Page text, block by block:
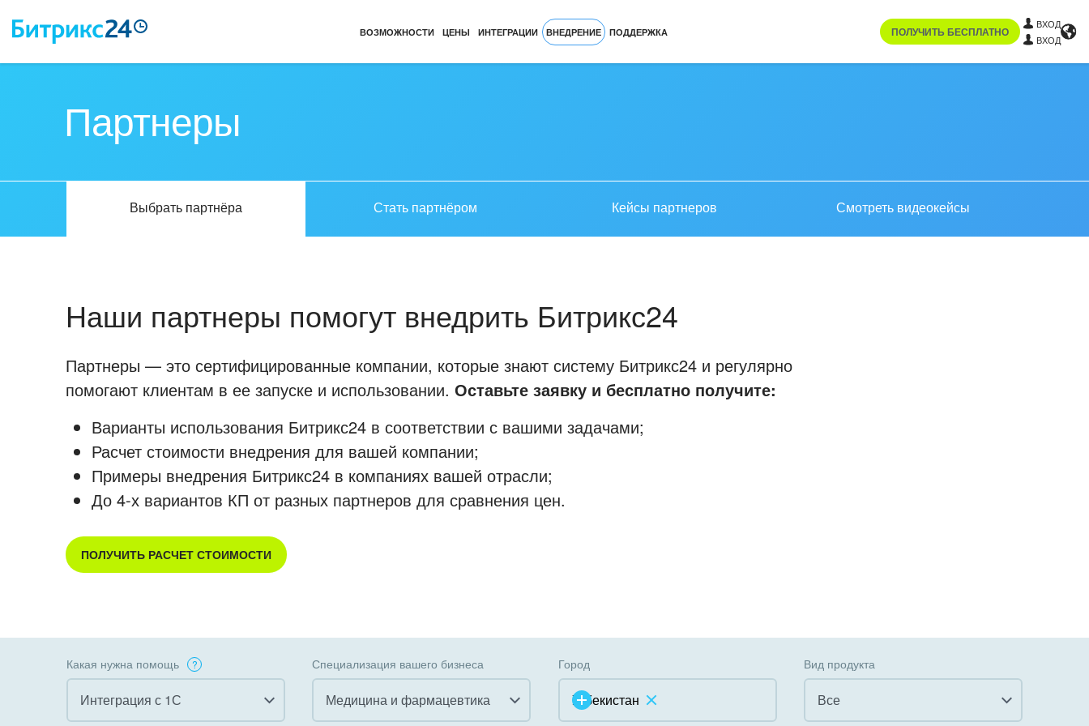
ВОЗМОЖНОСТИ ЦЕНЫ ИНТЕГРАЦИИ ВНЕДРЕНИЕ ПОДДЕРЖКА ПОЛУЧИТЬ БЕСПЛАТНО
ВХОД
ВХОД
Партнеры
Выбрать партнёра Стать партнёром Кейсы партнеров Смотреть видеокейсы
Наши партнеры помогут внедрить Битрикс24
Партнеры — это сертифицированные компании, которые знают систему Битрикс24 и регулярно
помогают клиентам в ее запуске и использовании. Оставьте заявку и бесплатно получите:
Варианты использования Битрикс24 в соответствии с вашими задачами;
Расчет стоимости внедрения для вашей компании;
Примеры внедрения Битрикс24 в компаниях вашей отрасли;
До 4-х вариантов КП от разных партнеров для сравнения цен.
ПОЛУЧИТЬ РАСЧЕТ СТОИМОСТИ
Какая нужна помощь
Интеграция с 1С
Специализация вашего бизнеса
Медицина и фармацевтика
Город
Узбекистан
Вид продукта
Все